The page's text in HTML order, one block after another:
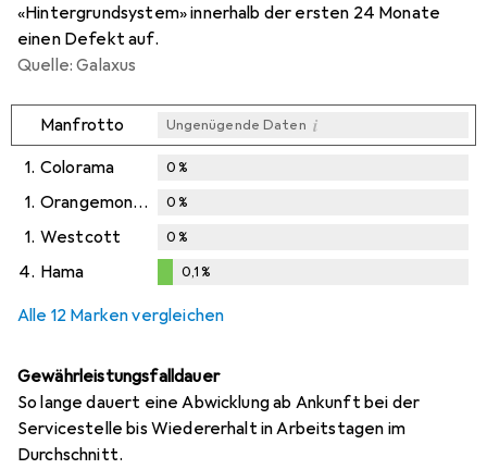
«Hintergrundsystem» innerhalb der ersten 24 Monate
einen Defekt auf.
Quelle: Galaxus
Manfrotto Ungenügende Daten i
1. Colorama 0%
1. Orangemonkie 0%
1. Westcott 0%
4. Hama 0,1%
Alle 12 Marken vergleichen
Gewährleistungsfalldauer
So lange dauert eine Abwicklung ab Ankunft bei der
Servicestelle bis Wiedererhalt in Arbeitstagen im
Durchschnitt.